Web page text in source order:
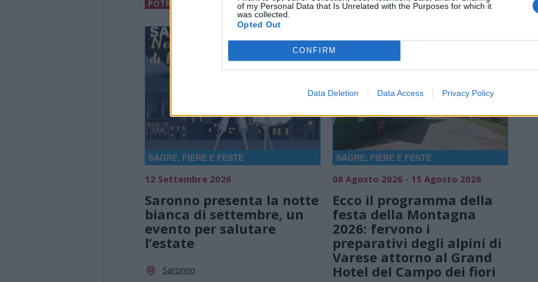
of my Personal Data that Is Unrelated with the Purposes for which it
was collected.
Opted Out
CONFIRM
Data Deletion Data Access Privacy Policy
POTREBBERO INTERESSARTI ANCHE
SAGRE, FIERE E FESTE
12 Settembre 2026
Saronno presenta la notte
bianca di settembre, un
evento per salutare
l’estate
Saronno
SAGRE, FIERE E FESTE
08 Agosto 2026 - 15 Agosto 2026
Ecco il programma della
festa della Montagna
2026: fervono i
preparativi degli alpini di
Varese attorno al Grand
Hotel del Campo dei fiori